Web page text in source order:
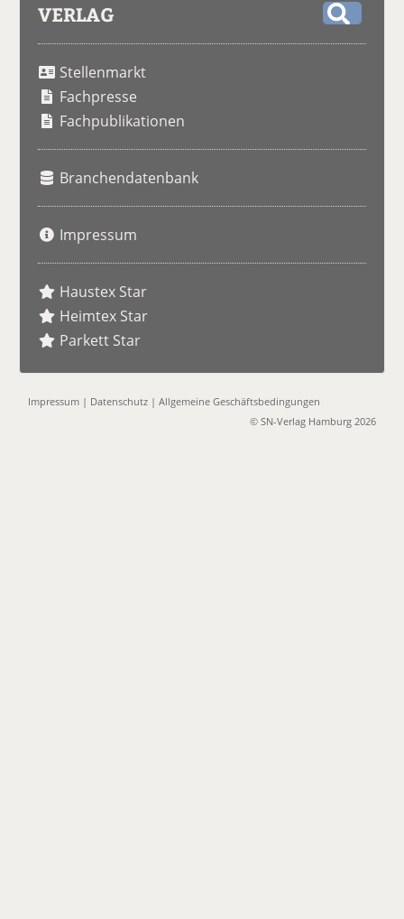
VERLAG
Stellenmarkt
Fachpresse
Fachpublikationen
Branchendatenbank
Impressum
Haustex Star
Heimtex Star
Parkett Star
Impressum | Datenschutz |Allgemeine Geschäftsbedingungen
© SN-Verlag Hamburg 2026